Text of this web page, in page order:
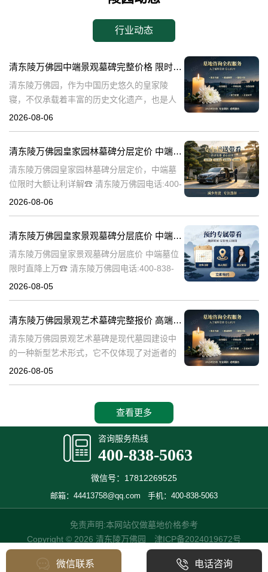
行业动态
清东陵万佛园中端景观墓碑完整价格 限时减免多年管理费详解
清东陵万佛园，作为中国历史悠久的皇家陵
寝，不仅承载着丰富的历史文化遗产，也是人
们缅怀先人、寄托哀思的重要场所。近年来，
清
2026-08-06
清东陵万佛园皇家园林墓碑分层定价 中端墓位限时大额让利详解
清东陵万佛园皇家园林墓碑分层定价，中端墓
位限时大额让利详解☎ 清东陵万佛园电话:400-
838-5063清东陵万佛园，作为中国历史上著名
2026-08-06
清东陵万佛园皇家景观墓碑分层底价 中端墓位限时直降上万
清东陵万佛园皇家景观墓碑分层底价 中端墓位
限时直降上万☎ 清东陵万佛园电话:400-838-
5063清东陵万佛园，作为中国历史上著名的皇
2026-08-05
清东陵万佛园景观艺术墓碑完整报价 高端墓型大额直降活动详解
清东陵万佛园景观艺术墓碑是现代墓园建设中
的一种新型艺术形式，它不仅体现了对逝者的
尊重和缅怀，更是一种文化艺术的传承。本文
2026-08-05
查看更多
咨询服务热线
400-838-5063
微信号：17812269525
邮箱：44413758@qq.com 手机：400-838-5063
免责声明:本网站仅做墓地价格参考
Copyright © 2026 清东陵万佛园 津ICP备2024019672号
微信联系 电话咨询